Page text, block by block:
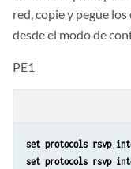
red, copie y pegue
desde el modo de
PE1
set protocols rsvp
set protocols rsvp